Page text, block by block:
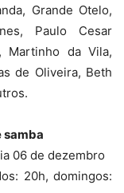
Grande Otelo,
Paulo Cesar
Martinho da Vila,
de Oliveira, Beth
samba
06 de dezembro
20h, domingos: